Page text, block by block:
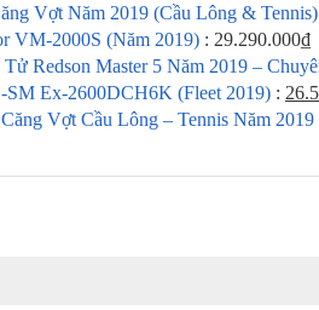
Vợt Năm 2019 (Cầu Lông & Tennis)
VM-2000S (Năm 2019) : 29.290.000₫
Redson Master 5 Năm 2019 –
SM Ex-2600DCH6K (Fleet 2019) :
Vợt Cầu Lông – Tennis Năm 2019